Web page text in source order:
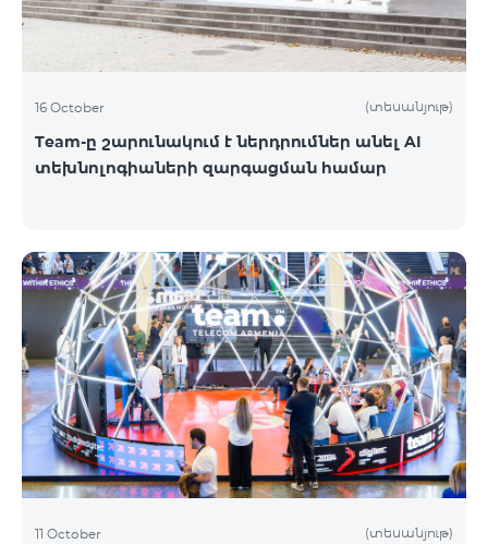
16 October (տեսանյութ)
Team-ը շարունակում է ներդրումներ անել AI
տեխնոլոգիաների զարգացման համար
11 October (տեսանյութ)